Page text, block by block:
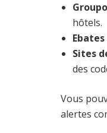
hôtels.
Ebates
Sites
des
Vous
alertes